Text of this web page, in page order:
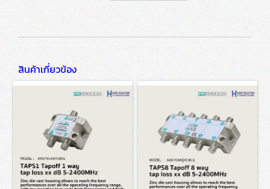
สินค้าเกี่ยวข้อง